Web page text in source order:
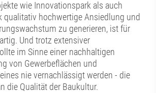
wie Innovationspark als auch
qualitativ hochwertige Ansiedlung und
zu generieren, ist für
Und trotz extensiver
im Sinne einer nachhaltigen
von Gewerbeflächen und
nie vernachlässigt werden - die
die Qualität der Baukultur.